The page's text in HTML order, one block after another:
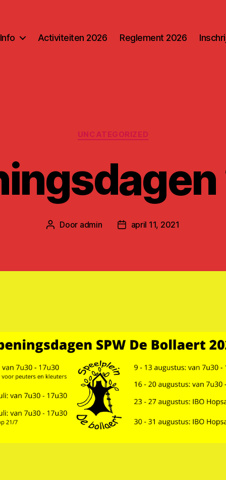
Info Activiteiten 2026 Reglement 2026
Categorieën
UNCATEGORIZED
Berichtauteur
Door admin Berichtdatum
april 11, 2021